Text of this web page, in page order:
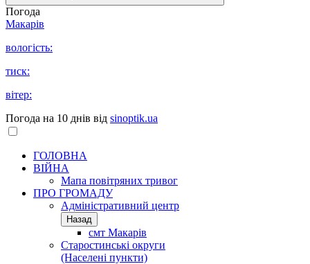
Погода
Макарів
вологість:
тиск:
вітер:
Погода на 10 днів від sinoptik.ua
ГОЛОВНА
ВІЙНА
Мапа повітряних тривог
ПРО ГРОМАДУ
Aдміністративний центр
Назад
смт Макарів
Старостинські округи
(Населені пункти)